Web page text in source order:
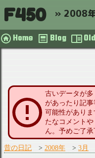
F450 2008
Home Blog
古いデータが
があったり記
可能性があり
たなコメント
ん。予めご了承
昔の日記 2008年
3月